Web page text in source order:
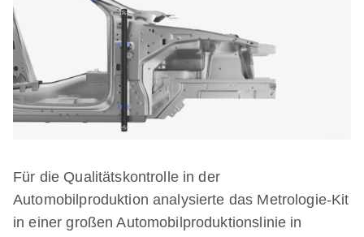
Für die Qualitätskontrolle in der
Automobilproduktion analysierte das Metrologie-Kit
in einer großen Automobilproduktionslinie in